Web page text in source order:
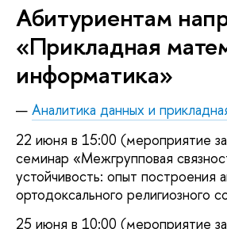
Абитуриентам
«Прикладная
информатика»
Аналитика данных и
22 июня в 15:00 (мероприятие
семинар «Межгрупповая
устойчивость: опыт построения
ортодоксального религиозного
25 июня в 10:00 (мероприятие